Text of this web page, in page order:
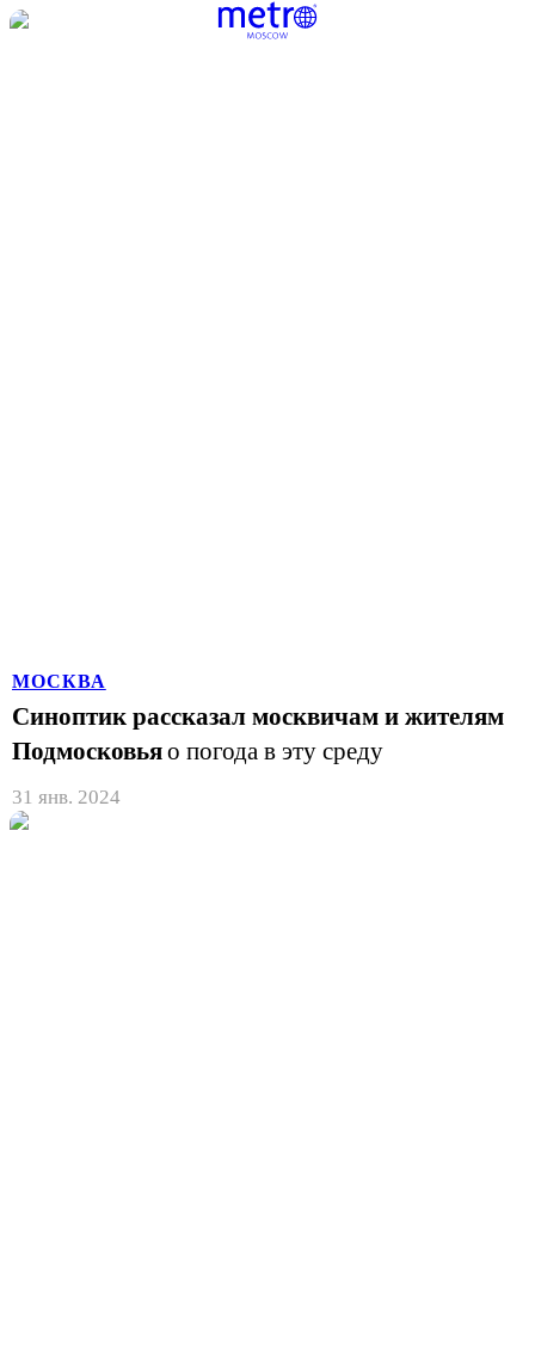
МОСКВА
Синоптик рассказал москвичам и жителям
Подмосковьяо погода в эту среду
31 янв. 2024